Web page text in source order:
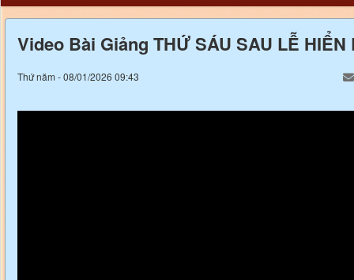
Video Bài Giảng THỨ SÁU SAU LỄ HIỂN
Thứ năm - 08/01/2026 09:43